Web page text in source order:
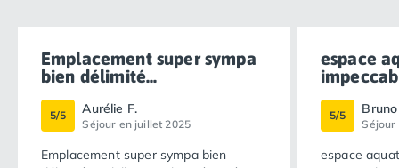
Emplacement super sympa
bien délimité...
5/5 Aurélie F.
Séjour en juillet 2025
Emplacement super sympa bien
espace
5/5
Séjour
espace